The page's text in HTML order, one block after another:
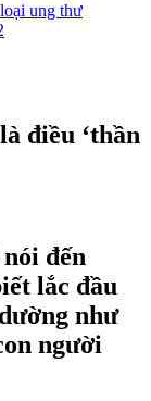
ung thư
điều ‘thần
đến
lắc đầu
như
người